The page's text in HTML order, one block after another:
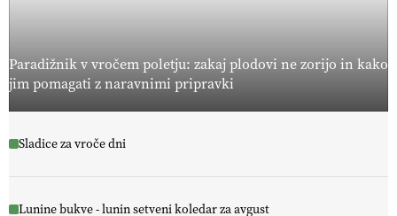
Paradižnik v vročem poletju: zakaj plodovi ne zorijo in kako
jim pomagati z naravnimi pripravki
Sladice za vroče dni
Lunine bukve - lunin setveni koledar za avgust